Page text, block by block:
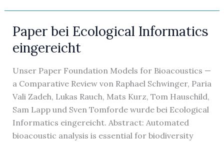
bei
ArXiv
Paper bei Ecological Informatics
eingereicht
Unser Paper Foundation Models for Bioacoustics —
a Comparative Review von Raphael Schwinger, Paria
Vali Zadeh, Lukas Rauch, Mats Kurz, Tom Hauschild,
Sam Lapp und Sven Tomforde wurde bei Ecological
Informatics eingereicht. Abstract: Automated
bioacoustic analysis is essential for biodiversity